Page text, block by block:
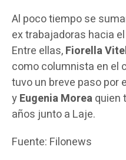
Al poco tiempo se
ex trabajadoras hacia
Entre ellas,Fiorella
como columnista en el
tuvo un breve paso por
yEugenia Moreaquien
años junto a Laje.
Fuente: Filonews